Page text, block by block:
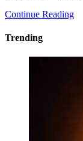
Continue Reading
Trending